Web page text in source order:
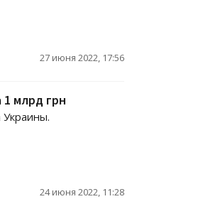
27 июня 2022, 17:56
млрд грн
24 июня 2022, 11:28